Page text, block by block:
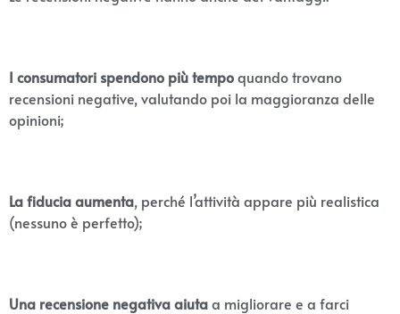
I consumatori spendono più tempoquando trovano
recensioni negative, valutando poi la maggioranza delle
opinioni;
La fiducia aumenta, perché l’attività appare più realistica
(nessuno è perfetto);
Una recensione negativa aiutaa migliorare e a farci